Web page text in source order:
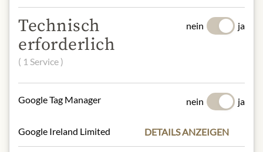
gebracht und war als Sonderedition
geplant.
Herkunft: Barbados
Alkoholgehalt: 40%
Kontakt: FERRAND DEUTSCHLAND
Produktdesign von der Abbildung
abweichen kann.
Technisch
erforderlich
( 1 Service )
nein ja
Google Tag Manager nein ja
Google Ireland Limited DETAILS ANZEIGEN